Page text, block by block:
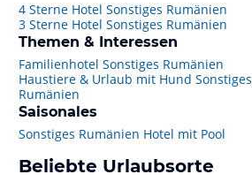
4 Sterne Hotel Sonstiges Rumänien
3 Sterne Hotel Sonstiges Rumänien
Themen & Interessen
Familienhotel Sonstiges Rumänien
Haustiere & Urlaub mit Hund Sonstiges
Rumänien
Saisonales
Sonstiges Rumänien Hotel mit Pool
Beliebte Urlaubsorte